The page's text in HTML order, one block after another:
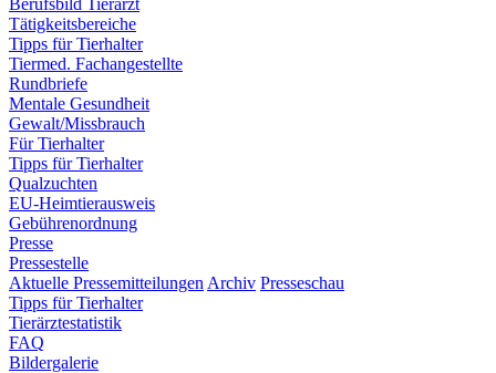
Berufsbild Tierarzt
Tätigkeitsbereiche
Tipps für Tierhalter
Tiermed. Fachangestellte
Rundbriefe
Mentale Gesundheit
Gewalt/Missbrauch
Für Tierhalter
Tipps für Tierhalter
Qualzuchten
EU-Heimtierausweis
Gebührenordnung
Presse
Pressestelle
Aktuelle Pressemitteilungen Archiv Presseschau
Tipps für Tierhalter
Tierärztestatistik
FAQ
Bildergalerie